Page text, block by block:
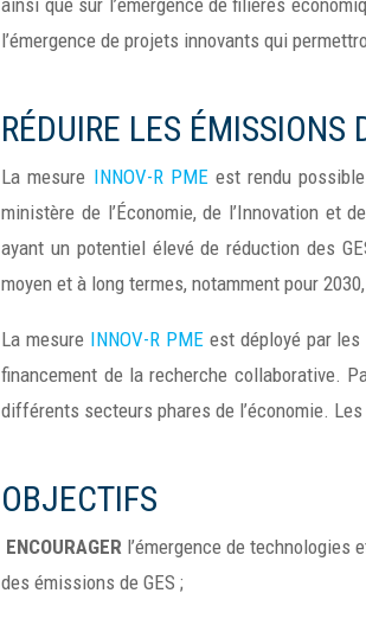
ainsi que sur l’émergence de filières
l’émergence de projets innovants qui
RÉDUIRE LES ÉMISSIONS
La mesure INNOV-R PMEest rendu possible
ministère de l’Économie, de l’Innovation et
ayant un potentiel élevé de réduction des
moyen et à long termes, notamment pour
La mesure INNOV-R PME est déployé par les
financement de la recherche collaborative.
différents secteurs phares de l’économie.
OBJECTIFS
ENCOURAGER l’émergence de technologies
des émissions de GES ;